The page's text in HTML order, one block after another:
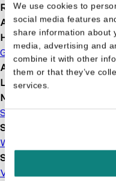
We use cookies to
social media features
share information about
media, advertising and
combine it with other
them or that they’ve
services.
Releasedatum2018-01-24
Aantal pagina's 28
Hoofdauteur
Gert Verhulst
AfbeeldingMet illustraties
Leeftijd3 t/m 9 jaar
Merk
Studio 100
Serie of karakter
Wissper
Soort boek
Voorleesboek